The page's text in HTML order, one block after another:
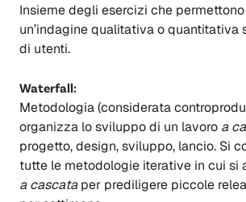
Insieme degli esercizi che
un’indagine qualitativa o quantitativa
di utenti.
Waterfall:
Metodologia (considerata
organizza lo sviluppo di un lavoro a
progetto, design, sviluppo, lancio. Si
tutte le metodologie iterative in cui si
a cascataper prediligere piccole